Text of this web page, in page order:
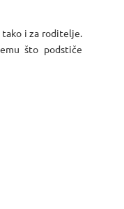
tako i za roditelje.
što podstiče